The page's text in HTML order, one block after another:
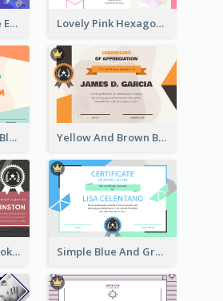
Planetary Science Education Certificate Lovely Pink Hexagonal Shapes Certification Design
Blue And Orange Blobs Shapes Certificate Yellow And Brown Blobs Background Certificate
Pink And Grey Smoke Background Certificate Simple Blue And Green Triangles Shapes Certificate